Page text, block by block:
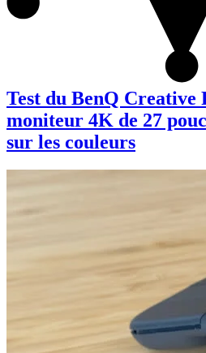
Test du BenQ Creative
moniteur 4K de 27
sur les couleurs